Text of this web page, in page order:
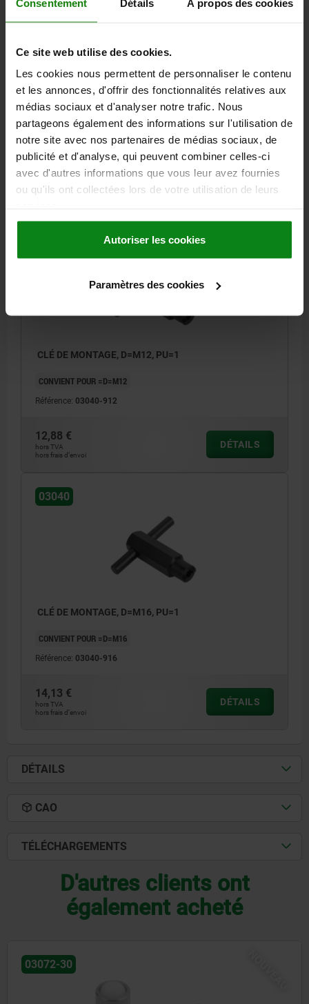
Consentement Détails À propos des cookies
Ce site web utilise des cookies.
Les cookies nous permettent de personnaliser le contenu
et les annonces, d'offrir des fonctionnalités relatives aux
médias sociaux et d'analyser notre trafic. Nous
partageons également des informations sur l'utilisation de
notre site avec nos partenaires de médias sociaux, de
publicité et d'analyse, qui peuvent combiner celles-ci
avec d'autres informations que vous leur avez fournies
ou qu'ils ont collectées lors de votre utilisation de leurs
Autoriser les cookies
Paramètres des cookies
CLÉ DE MONTAGE, D=M10, PU=1
CONVIENT POUR =D=M10
Référence:03040-910
11,45 €
hors TVA
hors frais d’envoi
DÉTAILS
CLÉ DE MONTAGE, D=M12, PU=1
CONVIENT POUR =D=M12
Référence: 03040-912
12,88 €
hors TVA
hors frais d’envoi
DÉTAILS
03040
CLÉ DE MONTAGE, D=M16, PU=1
CONVIENT POUR =D=M16
Référence: 03040-916
14,13 €
hors TVA
hors frais d’envoi
DÉTAILS
DÉTAILS
CAO
TÉLÉCHARGEMENTS
D'autres clients ont
également acheté
03072-20